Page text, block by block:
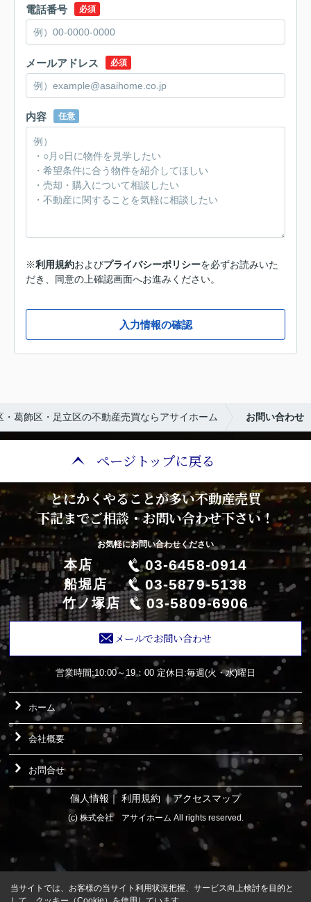
電話番号 必須
メールアドレス 必須
内容 任意
※利用規約およびプライバシーポリシーを必ずお読みいた
だき、同意の上確認画面へお進みください。
入力情報の確認
・葛飾区・足立区の不動産売買ならアサイホーム お問い合わせ
ページトップに戻る
とにかくやることが多い不動産売買
下記までご相談・お問い合わせ下さい！
お気軽にお問い合わせください
本店 03-6458-0914
船堀店 03-5879-5138
竹ノ塚店 03-5809-6906
メールでお問い合わせ
営業時間:10:00～19：00 定休日:毎週(火・水)曜日
ホーム
会社概要
お問合せ
個人情報 ｜ 利用規約 ｜アクセスマップ
(c) 株式会社 アサイホーム All rights reserved.
当サイトでは、お客様の当サイト利用状況把握、サービス向上検討を目的と